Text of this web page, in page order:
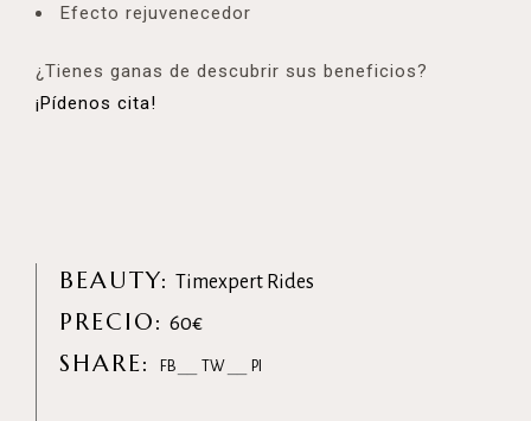
Efecto rejuvenecedor
¿Tienes ganas de descubrir sus beneficios?
¡Pídenos cita!
BEAUTY: Timexpert Rides
PRECIO: 60€
SHARE: FB TW PI